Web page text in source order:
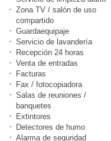
Zona TV / salón de uso
compartido
Guardaequipaje
Servicio de lavandería
Recepción 24 horas
Venta de entradas
Facturas
Fax / fotocopiadora
Salas de reuniones /
banquetes
Extintores
Detectores de humo
Alarma de seguridad